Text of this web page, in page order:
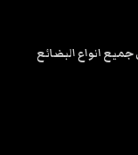
انواع البضائع